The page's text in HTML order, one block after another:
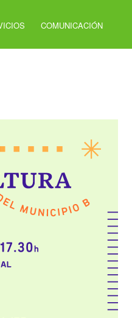
COMUNICACIÓN